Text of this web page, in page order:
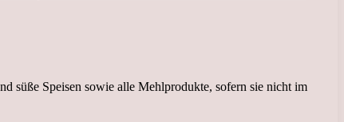
süße Speisen sowie alle Mehlprodukte, sofern sie nicht im